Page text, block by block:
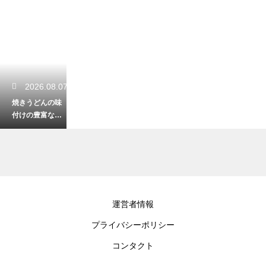
2026.08.07
焼きうどんの味
付けの豊富なバ
リエーション！
運営者情報
プライバシーポリシー
コンタクト